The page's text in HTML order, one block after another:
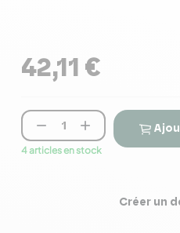
42,11 €
 
4 articles en stock
Créer un